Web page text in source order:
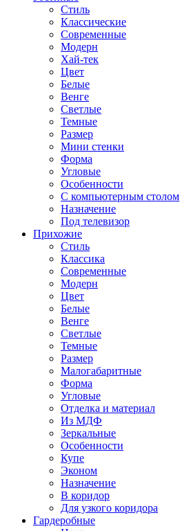
Стиль
Классические
Современные
Модерн
Хай-тек
Цвет
Белые
Венге
Светлые
Темные
Размер
Мини стенки
Форма
Угловые
Особенности
С компьютерным столом
Назначение
Под телевизор
Прихожие
Стиль
Классика
Современные
Модерн
Цвет
Белые
Венге
Светлые
Темные
Размер
Малогабаритные
Форма
Угловые
Отделка и материал
Из МДФ
Зеркальные
Особенности
Купе
Эконом
Назначение
В коридор
Для узкого коридора
Гардеробные